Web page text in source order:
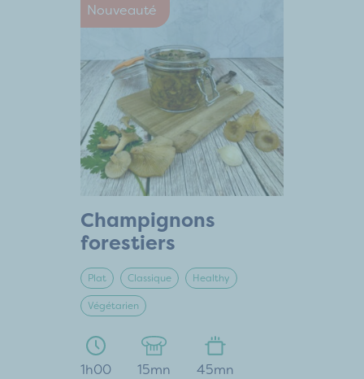
Nouveauté
Champignons
forestiers
Plat Classique Healthy
Végétarien
1h00 15mn 45mn